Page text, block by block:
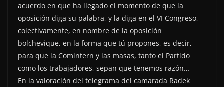
acuerdo en que ha llegado el momento de que la
oposición diga su palabra, y la diga en el VI Congreso,
colectivamente, en nombre de la oposición
bolchevique, en la forma que tú propones, es decir,
para que la Comintern y las masas, tanto el Partido
como los trabajadores, sepan que tenemos razón…
En la valoración del telegrama del camarada Radek